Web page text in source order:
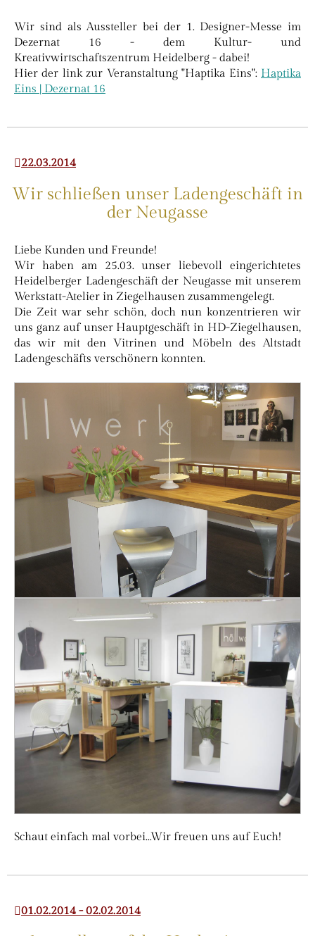
Wir sind als Aussteller bei der 1. Designer-Messe im
Dezernat 16 - dem Kultur- und
Kreativwirtschaftszentrum Heidelberg - dabei!
Hier der link zur Veranstaltung "Haptika Eins": Haptika
Eins | Dezernat 16
22.03.2014
Wir schließen unser Ladengeschäft in
der Neugasse
Liebe Kunden und Freunde!
Wir haben am 25.03. unser liebevoll eingerichtetes
Heidelberger Ladengeschäft der Neugasse mit unserem
Werkstatt-Atelier in Ziegelhausen zusammengelegt.
Die Zeit war sehr schön, doch nun konzentrieren wir
uns ganz auf unser Hauptgeschäft in HD-Ziegelhausen,
das wir mit den Vitrinen und Möbeln des Altstadt
Ladengeschäfts verschönern konnten.
Schaut einfach mal vorbei...Wir freuen uns auf Euch!
01.02.2014 - 02.02.2014